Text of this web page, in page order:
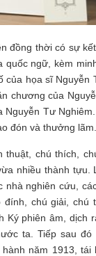
đồng thời có sự
ngữ, kèm
của họa sĩ Nguyễn
chương của
Tư
đón và thưởng lãm.
chú thích,
nhiều thành tựu.
nghiên cứu,
chú giải, chú
Ký phiên âm, dịch
ta. Tiếp sau
năm 1913, tái